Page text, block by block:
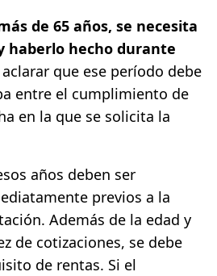
de 65 años, se necesita
haberlo hecho durante
aclarar que ese período debe
entre el cumplimiento de
en la que se solicita la
años deben ser
previos a la
Además de la edad y
de cotizaciones, se debe
de rentas. Si el